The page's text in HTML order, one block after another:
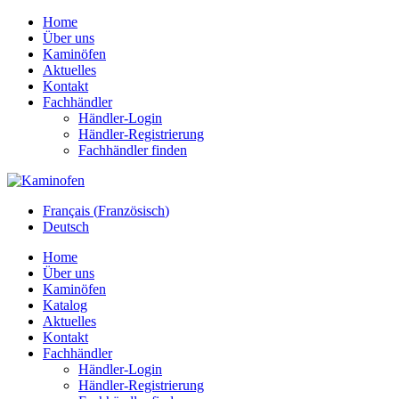
Home
Über uns
Kaminöfen
Aktuelles
Kontakt
Fachhändler
Händler-Login
Händler-Registrierung
Fachhändler finden
Français (Französisch)
Deutsch
Home
Über uns
Kaminöfen
Katalog
Aktuelles
Kontakt
Fachhändler
Händler-Login
Händler-Registrierung